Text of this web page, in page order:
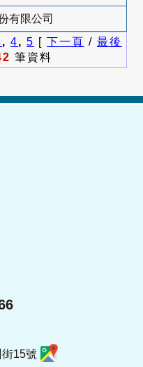
有限公司
, 4, 5 [ 下一頁 / 最後
筆資料
15號